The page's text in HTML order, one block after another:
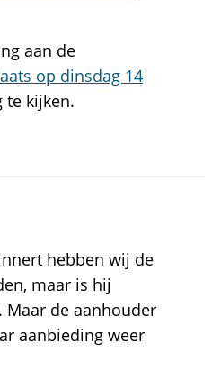
aan de
op dinsdag 14
kijken.
hebben wij de
maar is hij
de aanhouder
aanbieding weer